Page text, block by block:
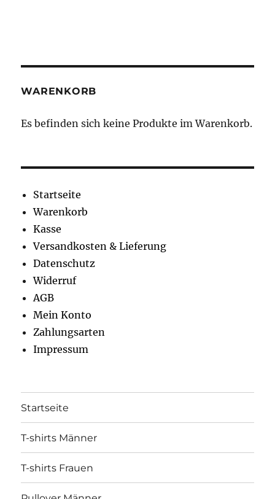
WARENKORB
Es befinden sich keine Produkte im Warenkorb.
Startseite
Warenkorb
Kasse
Versandkosten & Lieferung
Datenschutz
Widerruf
AGB
Mein Konto
Zahlungsarten
Impressum
Startseite
T-shirts Männer
T-shirts Frauen